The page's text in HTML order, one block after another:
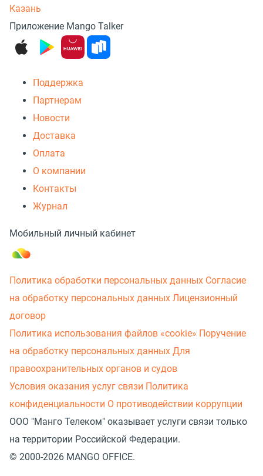
Казань
Приложение Mango Talker
Поддержка
Партнерам
Новости
Доставка
Оплата
О компании
Контакты
Журнал
Мобильный личный кабинет
Политика обработки персональных данных Согласие
на обработку персональных данных Лицензионный
договор
Политика использования файлов «cookie» Поручение
на обработку персональных данных Для
правоохранительных органов и судов
Условия оказания услуг связи Политика
конфиденциальности О противодействии коррупции
ООО "Манго Телеком" оказывает услуги связи только
на территории Российской Федерации.
© 2000-2026 MANGO OFFICE.